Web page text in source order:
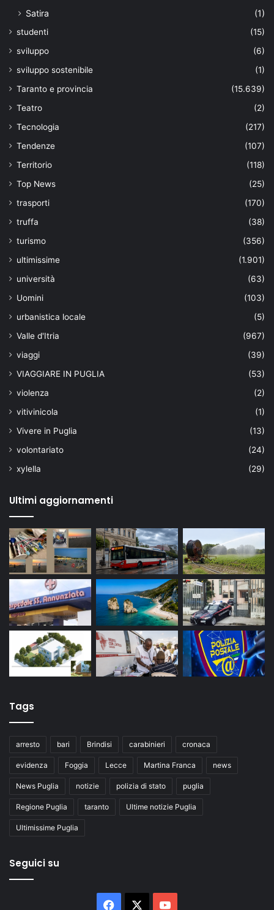
Satira (1)
studenti
(15)
sviluppo
(6)
sviluppo sostenibile
(1)
Taranto e provincia
(15.639)
Teatro
(2)
Tecnologia
(217)
Tendenze
(107)
Territorio
(118)
Top News
(25)
trasporti
(170)
truffa
(38)
turismo
(356)
ultimissime
(1.901)
università
(63)
Uomini
(103)
urbanistica locale
(5)
Valle d'Itria
(967)
viaggi
(39)
VIAGGIARE IN PUGLIA
(53)
violenza
(2)
vitivinicola
(1)
Vivere in Puglia
(13)
volontariato
(24)
xylella
(29)
Ultimi aggiornamenti
Tags
arresto bari Brindisi carabinieri cronaca
evidenza Foggia Lecce Martina Franca news
News Puglia notizie polizia di stato puglia
Regione Puglia taranto Ultime notizie Puglia
Ultimissime Puglia
Seguici su
Facebook